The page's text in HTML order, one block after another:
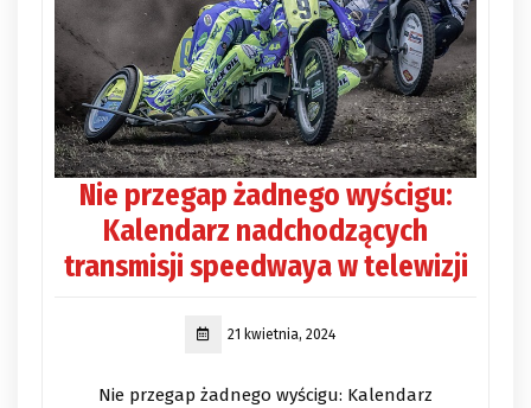
Nie przegap żadnego wyścigu:
Kalendarz nadchodzących
transmisji speedwaya w telewizji
21 kwietnia, 2024
Nie przegap żadnego wyścigu: Kalendarz